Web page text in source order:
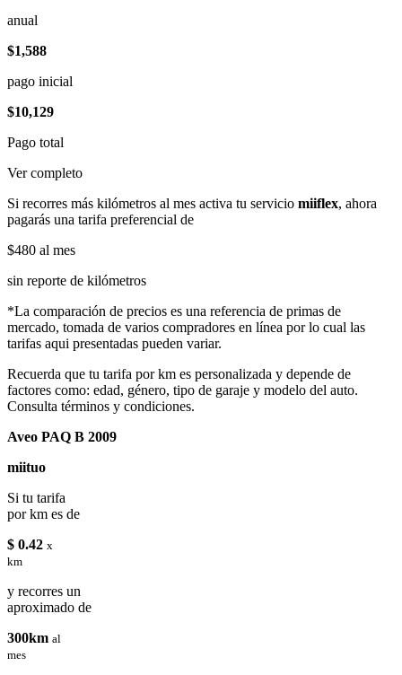
anual
$1,588
pago inicial
$10,129
Pago total
Ver completo
Si recorres más kilómetros al mes activa tu servicio miiflex, ahora
pagarás una tarifa preferencial de
$480 al mes
sin reporte de kilómetros
*La comparación de precios es una referencia de primas de
mercado, tomada de varios compradores en línea por lo cual las
tarifas aqui presentadas pueden variar.
Recuerda que tu tarifa por km es personalizada y depende de
factores como: edad, género, tipo de garaje y modelo del auto.
Consulta términos y condiciones.
Aveo PAQ B 2009
miituo
Si tu tarifa
por km es de
$ 0.42 x
km
y recorres un
aproximado de
300km al
mes